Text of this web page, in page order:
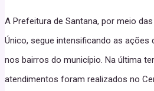
A Prefeitura de Santana, por meio
Único, segue intensificando as ações
nos bairros do município. Na última
atendimentos foram realizados no